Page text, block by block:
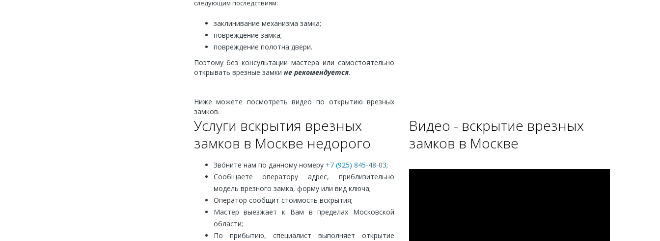
следующим последствиям:
заклинивание механизма замка;
повреждение замка;
повреждение полотна двери.
Поэтому без консультации мастера или самостоятельно
открывать врезные замки не рекомендуется.
Ниже можете посмотреть видео по открытию врезных
замков.
Услуги вскрытия врезных
замков в Москве недорого
Зво́ните нам по данному номеру +7 (925) 845-48-03;
Сообщаете оператору адрес, приблизительно
модель врезного замка, форму или вид ключа;
Оператор сообщит стоимость вскрытия;
Мастер выезжает к Вам в пределах Московской
области;
По прибытию, специалист выполняет открытие
Видео - вскрытие врезных
замков в Москве